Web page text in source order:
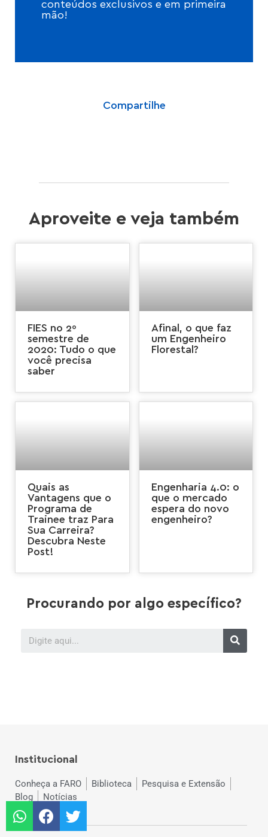
conteúdos exclusivos e em primeira
mão!
Compartilhe
Aproveite e veja também
FIES no 2º
semestre de
2020: Tudo o que
você precisa
saber
Afinal, o que faz
um Engenheiro
Florestal?
Quais as
Vantagens que o
Programa de
Trainee traz Para
Sua Carreira?
Descubra Neste
Post!
Engenharia 4.0: o
que o mercado
espera do novo
engenheiro?
Procurando por algo específico?
Institucional
Conheça a FARO Biblioteca
Pesquisa e Extensão
Blog
Notícias